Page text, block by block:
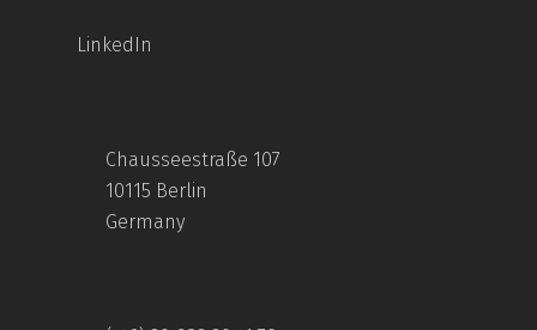
LinkedIn
Chausseestraße 107
10115 Berlin
Germany